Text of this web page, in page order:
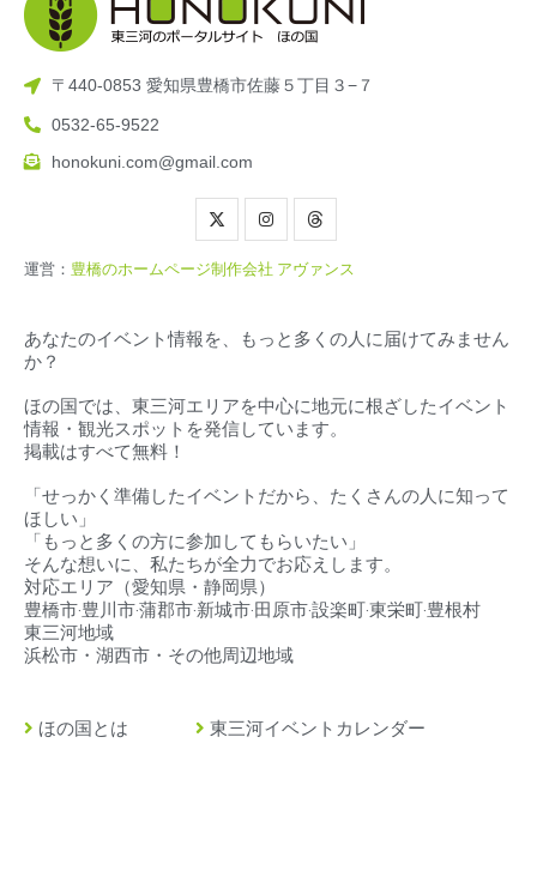
〒440-0853 愛知県豊橋市佐藤５丁目３−７
0532-65-9522
honokuni.com@gmail.com
運営： 豊橋のホームページ制作会社 アヴァンス
あなたのイベント情報を、もっと多くの人に届けてみません
か？
ほの国では、東三河エリアを中心に地元に根ざしたイベント
情報・観光スポットを発信しています。
掲載はすべて無料！
「せっかく準備したイベントだから、たくさんの人に知って
ほしい」
「もっと多くの方に参加してもらいたい」
そんな想いに、私たちが全力でお応えします。
対応エリア（愛知県・静岡県）
豊橋市‧豊川市‧蒲郡市‧新城市‧田原市‧設楽町‧東栄町‧豊根村
東三河地域
浜松市・湖西市・その他周辺地域
ほの国とは
東三河イベントカレンダー